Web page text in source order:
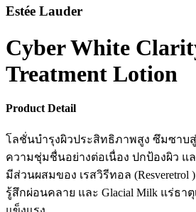
Estée Lauder
Cyber White
Treatment Lotion
Product Detail
โลชั่นบำรุงผิวประสิทธิภาพสูง ซึมซาบสู่
ความชุ่มชื่นอย่างต่อเนื่อง ปกป้องผิว แ
มีส่วนผสมของ เรสวิรีทอล (Resveretrol
รู้สึกผ่อนคลาย และ Glacial Milk แร่ธา